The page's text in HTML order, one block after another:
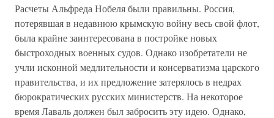
Расчеты Альфреда Нобеля были правильны. Россия,
потерявшая в недавнюю крымскую войну весь свой флот,
была крайне заинтересована в постройке новых
быстроходных военных судов. Однако изобретатели не
учли исконной медлительности и консерватизма царского
правительства, и их предложение затерялось в недрах
бюрократических русских министерств. На некоторое
время Лаваль должен был забросить эту идею. Однако,